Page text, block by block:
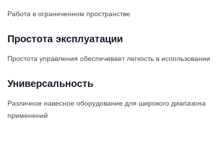
Работа в ограниченном пространстве
Простота эксплуатации
Простота управления обеспечивает легкость в использовании
Универсальность
Различное навесное оборудование для широкого диапазона
применений